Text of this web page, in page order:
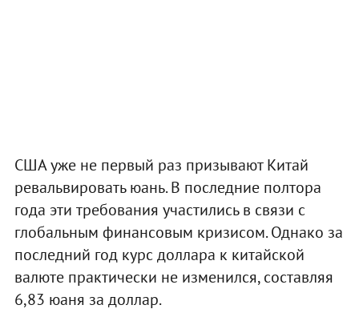
США уже не первый раз призывают Китай
ревальвировать юань. В последние полтора
года эти требования участились в связи с
глобальным финансовым кризисом. Однако за
последний год курс доллара к китайской
валюте практически не изменился, составляя
6,83 юаня за доллар.